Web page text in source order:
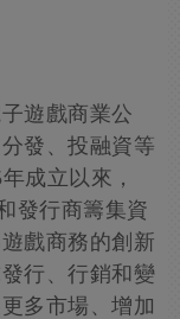
遊戲商業公
發、投融資等
成立以來，
發行商籌集資
戲商務的創新
行、行銷和變
多市場、增加